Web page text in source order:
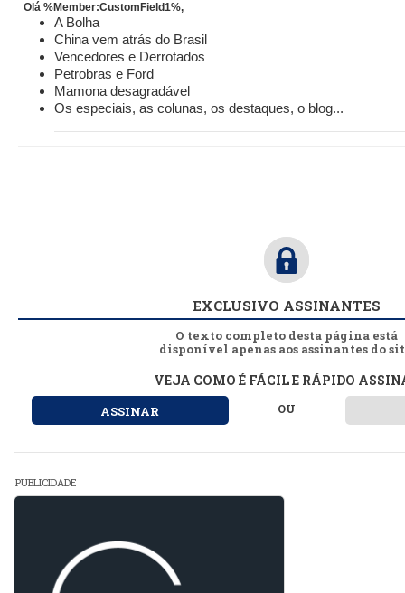
Olá %Member:CustomField1%,
A Bolha
China vem atrás do Brasil
Vencedores e Derrotados
Petrobras e Ford
Mamona desagradável
Os especiais, as colunas, os destaques, o blog...
EXCLUSIVO ASSINANTES
O texto completo desta página está
disponível apenas aos assinantes do
VEJA COMO É FÁCIL E RÁPIDO
ASSINAR OU
PUBLICIDADE